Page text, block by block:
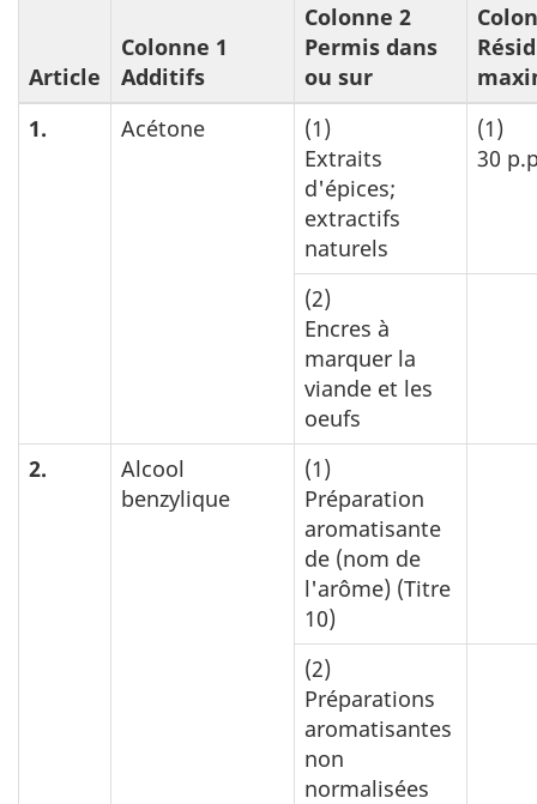
Article
Colonne 1
Additifs
Colonne 2
Permis dans
ou sur
1.
Acétone
(1)
Extraits
d'épices;
extractifs
naturels
(1)
30
(2)
Encres à
marquer la
viande et les
oeufs
2.
Alcool
benzylique
(1)
Préparation
aromatisante
de (nom de
l'arôme) (Titre
10)
(2)
Préparations
aromatisantes
non
normalisées